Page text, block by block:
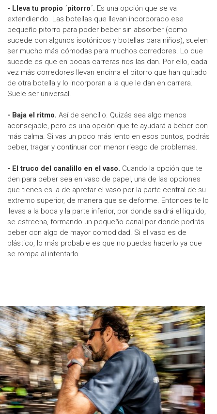
- Lleva tu propio ´pitorro´. Es una opción que se va
extendiendo. Las botellas que llevan incorporado ese
pequeño pitorro para poder beber sin absorber (como
sucede con algunos isotónicos y botellas para niños), suelen
ser mucho más cómodas para muchos corredores. Lo que
sucede es que en pocas carreras nos las dan. Por ello, cada
vez más corredores llevan encima el pitorro que han quitado
de otra botella y lo incorporan a la que le dan en carrera.
Suele ser universal.
- Baja el ritmo. Así de sencillo. Quizás sea algo menos
aconsejable, pero es una opción que te ayudará a beber con
más calma. Si vas un poco más lento en esos puntos, podrás
beber, tragar y continuar con menor riesgo de problemas.
- El truco del canalillo en el vaso. Cuando la opción que te
den para beber sea en vaso de papel, una de las opciones
que tienes es la de apretar el vaso por la parte central de su
extremo superior, de manera que se deforme. Entonces te lo
llevas a la boca y la parte inferior, por donde saldrá el líquido,
se estrecha, formando un pequeño canal por donde podrás
beber con algo de mayor comodidad. Si el vaso es de
plástico, lo más probable es que no puedas hacerlo ya que
se rompa al intentarlo.